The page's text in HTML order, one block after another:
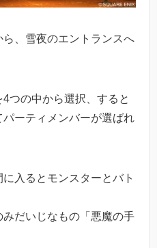
、雪夜のエントランスへ
つの中から選択、すると
ーティメンバーが選ばれ
入るとモンスターとバト
だいじなもの「悪魔の手